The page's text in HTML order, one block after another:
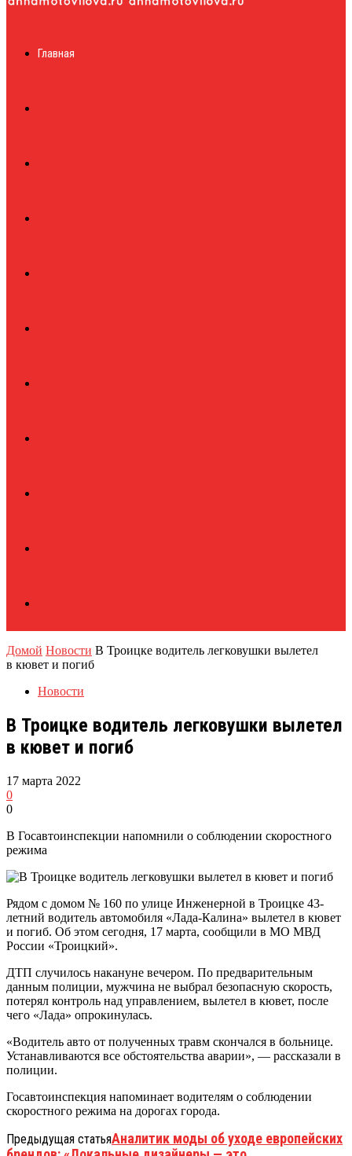
журналГлавная
Домой Новости В Троицке водитель легковушки вылетел
в кювет и погиб
Новости
В Троицке водитель легковушки вылетел
в кювет и погиб
17 марта 2022
0
0
В Госавтоинспекции напомнили о соблюдении скоростного
режима
Рядом с домом № 160 по улице Инженерной в Троицке 43-
летний водитель автомобиля «Лада-Калина» вылетел в кювет
и погиб. Об этом сегодня, 17 марта, сообщили в МО МВД
России «Троицкий».
ДТП случилось накануне вечером. По предварительным
данным полиции, мужчина не выбрал безопасную скорость,
потерял контроль над управлением, вылетел в кювет, после
чего «Лада» опрокинулась.
«Водитель авто от полученных травм скончался в больнице.
Устанавливаются все обстоятельства аварии», — рассказали в
полиции.
Госавтоинспекция напоминает водителям о соблюдении
скоростного режима на дорогах города.
Предыдущая статьяАналитик моды об уходе европейских